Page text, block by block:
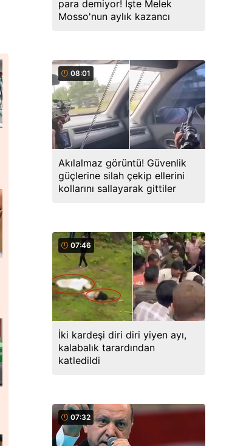
para demiyor! İşte Melek
Mosso'nun aylık kazancı
08:01
Akılalmaz görüntü! Güvenlik
güçlerine silah çekip ellerini
kollarını sallayarak gittiler
07:46
İki kardeşi diri diri yiyen ayı,
kalabalık tarardından
katledildi
07:32